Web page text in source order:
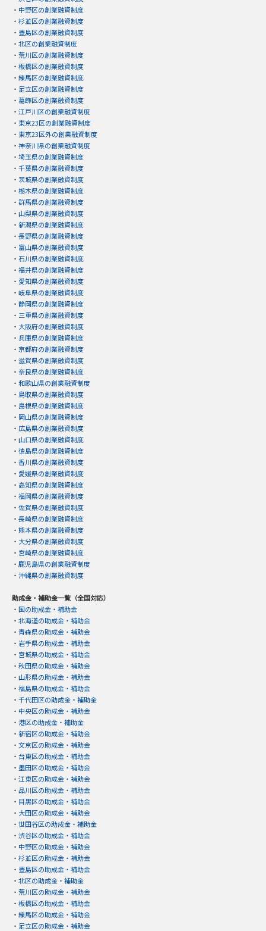
・ 中野区の創業融資制度
・ 杉並区の創業融資制度
・ 豊島区の創業融資制度
・ 北区の創業融資制度
・ 荒川区の創業融資制度
・ 板橋区の創業融資制度
・ 練馬区の創業融資制度
・ 足立区の創業融資制度
・ 葛飾区の創業融資制度
・ 江戸川区の創業融資制度
・ 東京23区の創業融資制度
・ 東京23区外の創業融資制度
・ 神奈川県の創業融資制度
・ 埼玉県の創業融資制度
・ 千葉県の創業融資制度
・ 茨城県の創業融資制度
・ 栃木県の創業融資制度
・ 群馬県の創業融資制度
・ 山梨県の創業融資制度
・ 新潟県の創業融資制度
・ 長野県の創業融資制度
・ 富山県の創業融資制度
・ 石川県の創業融資制度
・ 福井県の創業融資制度
・ 愛知県の創業融資制度
・ 岐阜県の創業融資制度
・ 静岡県の創業融資制度
・ 三重県の創業融資制度
・ 大阪府の創業融資制度
・ 兵庫県の創業融資制度
・ 京都府の創業融資制度
・ 滋賀県の創業融資制度
・ 奈良県の創業融資制度
・ 和歌山県の創業融資制度
・ 鳥取県の創業融資制度
・ 島根県の創業融資制度
・ 岡山県の創業融資制度
・ 広島県の創業融資制度
・ 山口県の創業融資制度
・ 徳島県の創業融資制度
・ 香川県の創業融資制度
・ 愛媛県の創業融資制度
・ 高知県の創業融資制度
・ 福岡県の創業融資制度
・ 佐賀県の創業融資制度
・ 長崎県の創業融資制度
・ 熊本県の創業融資制度
・ 大分県の創業融資制度
・ 宮崎県の創業融資制度
・ 鹿児島県の創業融資制度
・ 沖縄県の創業融資制度
助成金・補助金一覧（全国対応）
・ 国の助成金・補助金
・ 北海道の助成金・補助金
・ 青森県の助成金・補助金
・ 岩手県の助成金・補助金
・ 宮城県の助成金・補助金
・ 秋田県の助成金・補助金
・ 山形県の助成金・補助金
・ 福島県の助成金・補助金
・ 千代田区の助成金・補助金
・ 中央区の助成金・補助金
・ 港区の助成金・補助金
・ 新宿区の助成金・補助金
・ 文京区の助成金・補助金
・ 台東区の助成金・補助金
・ 墨田区の助成金・補助金
・ 江東区の助成金・補助金
・ 品川区の助成金・補助金
・ 目黒区の助成金・補助金
・ 大田区の助成金・補助金
・ 世田谷区の助成金・補助金
・ 渋谷区の助成金・補助金
・ 中野区の助成金・補助金
・ 杉並区の助成金・補助金
・ 豊島区の助成金・補助金
・ 北区の助成金・補助金
・ 荒川区の助成金・補助金
・ 板橋区の助成金・補助金
・ 練馬区の助成金・補助金
・ 足立区の助成金・補助金